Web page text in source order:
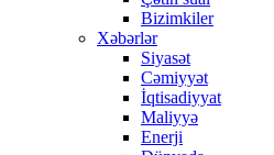
Bizimkiler
Xəbərlər
Siyasət
Cəmiyyət
İqtisadiyyat
Maliyyə
Enerji